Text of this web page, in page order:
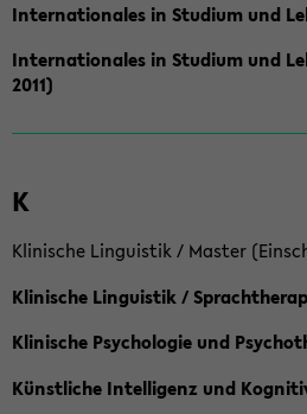
Internationales in Studium und
Internationales in Studium und
2011)
K
Klinische Linguistik / Master
Klinische Linguistik /
Klinische Psychologie und
Künstliche Intelligenz und